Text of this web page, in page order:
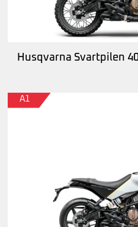
Husqvarna Svartpilen
A1